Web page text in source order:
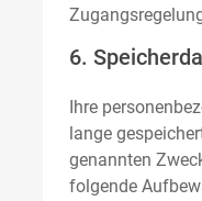
6.
Ihre
lange
genannten
folgende